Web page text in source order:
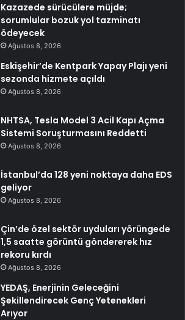
Kazazede sürücülere müjde;
sorumlular bozuk yol tazminatı
ödeyecek
Ağustos 8, 2026
Eskişehir’de Kentpark Yapay Plajı yeni
sezonda hizmete açıldı
Ağustos 8, 2026
NHTSA, Tesla Model 3 Acil Kapı Açma
Sistemi Soruşturmasını Reddetti
Ağustos 8, 2026
İstanbul’da 128 yeni noktaya daha EDS
geliyor
Ağustos 8, 2026
Çin’de özel sektör uyduları yörüngede
1,5 saatte görüntü göndererek hız
rekoru kırdı
Ağustos 8, 2026
YEDAŞ, Enerjinin Geleceğini
Şekillendirecek Genç Yetenekleri
Arıyor